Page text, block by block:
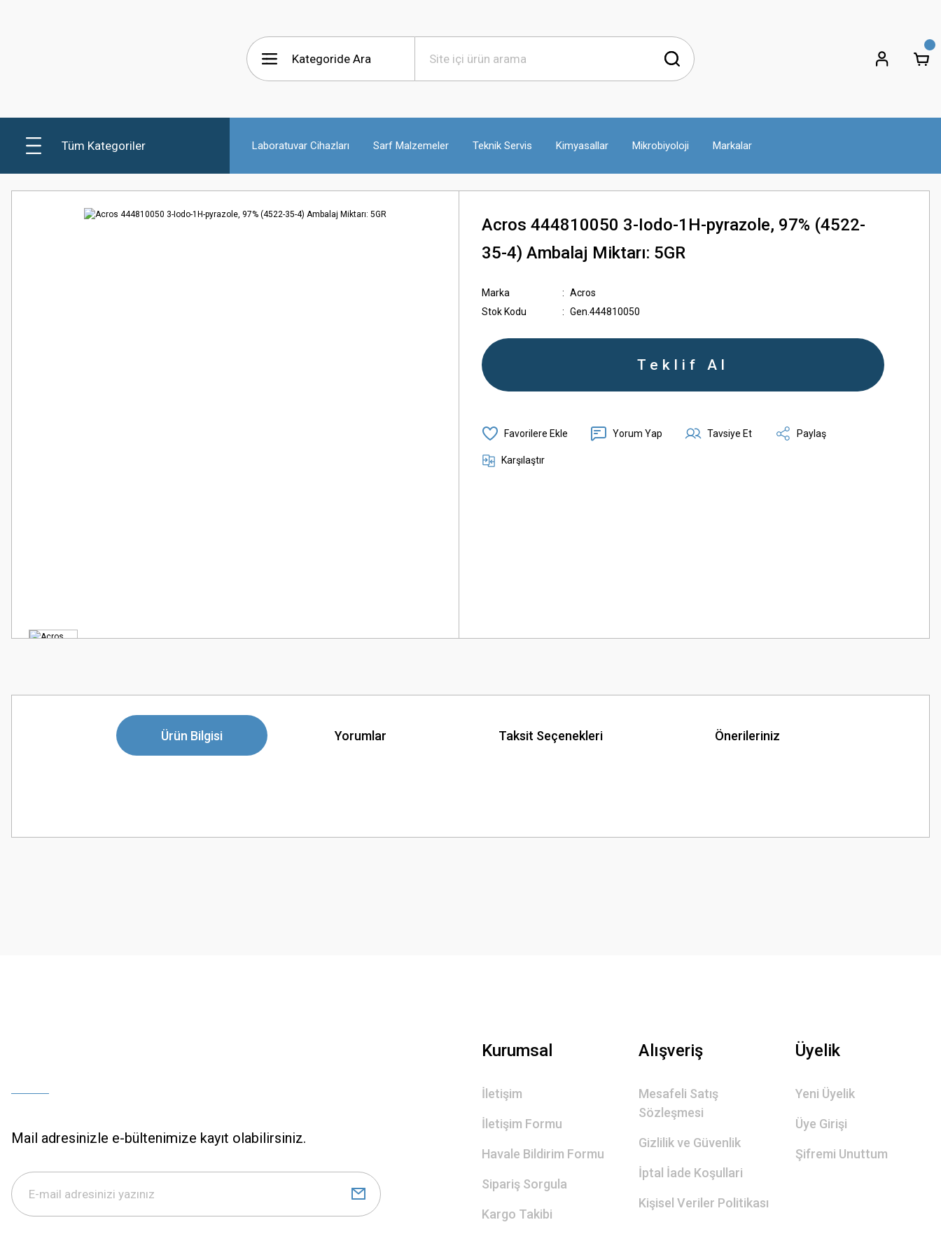
Tüm Kategoriler Laboratuvar Cihazları Sarf Malzemeler Teknik Servis Kimyasallar Mikrobiyoloji Markalar
Acros 444810050 3-Iodo-1H-pyrazole, 97% (4522-
35-4) Ambalaj Miktarı: 5GR
Marka
Acros
Stok Kodu
Gen.444810050
Teklif Al
Yorum Yap Tavsiye Et Paylaş
Karşılaştır
Ürün Bilgisi Yorumlar Taksit Seçenekleri Önerileriniz
Görüş ve önerileriniz için teşekkür ederiz.
Mail adresinizle e-bültenimize kayıt olabilirsiniz.
Kurumsal
İletişim
İletişim Formu
Havale Bildirim Formu
Sipariş Sorgula
Kargo Takibi
Alışveriş
Mesafeli Satış
Sözleşmesi
Gizlilik ve Güvenlik
İptal İade Koşullari
Kişisel Veriler Politikası
Üyelik
Yeni Üyelik
Üye Girişi
Şifremi Unuttum